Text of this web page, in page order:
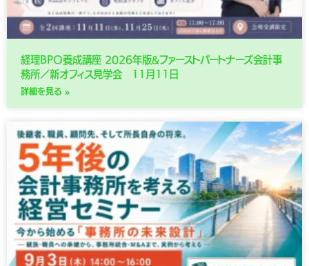
経理BPO養成講座 2026年版&ファーストパートナーズ会計事
務所／新オフィス見学会 11月11日
詳細を見る »